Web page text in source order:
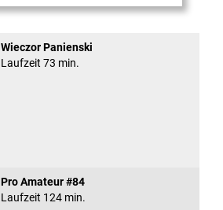
Wieczor Panienski
Laufzeit 73 min.
Pro Amateur #84
Laufzeit 124 min.